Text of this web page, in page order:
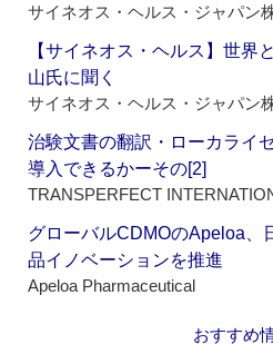
サイネオス・ヘルス・ジャパン
【サイネオス・ヘルス】世
山氏に聞く
サイネオス・ヘルス・ジャパン
治験文書の翻訳・ローカライ
導入できるかーその[2]
TRANSPERFECT
グローバルCDMOのApeloa、
品イノベーションを推進
Apeloa Pharmaceutical
おすすめ